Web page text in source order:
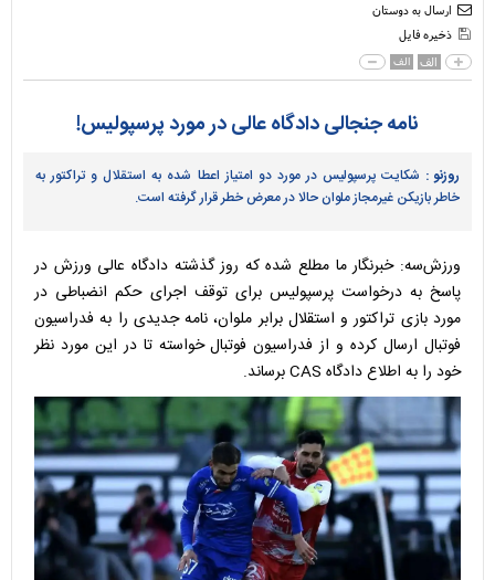
ارسال به دوستان
ذخیره فایل
الف الف
نامه جنجالی دادگاه عالی در مورد پرسپولیس!
روزنو : شکایت پرسپولیس در مورد دو امتیاز اعطا شده به استقلال و تراکتور به
خاطر بازیکن غیرمجاز ملوان حالا در معرض خطر قرار گرفته است.
ورزش‌سه: خبرنگار ما مطلع شده که روز گذشته دادگاه عالی ورزش در
پاسخ به درخواست پرسپولیس برای توقف اجرای حکم انضباطی در
مورد بازی تراکتور و استقلال برابر ملوان، نامه جدیدی را به فدراسیون
فوتبال ارسال کرده و از فدراسیون فوتبال خواسته تا در این مورد نظر
خود را به اطلاع دادگاه CAS برساند.